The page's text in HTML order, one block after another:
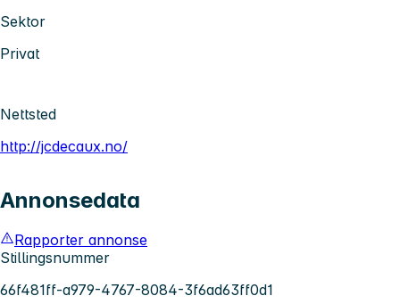
Sektor
Privat
Nettsted
http://jcdecaux.no/
Annonsedata
Rapporter annonse
Stillingsnummer
66f481ff-a979-4767-8084-3f6ad63ff0d1